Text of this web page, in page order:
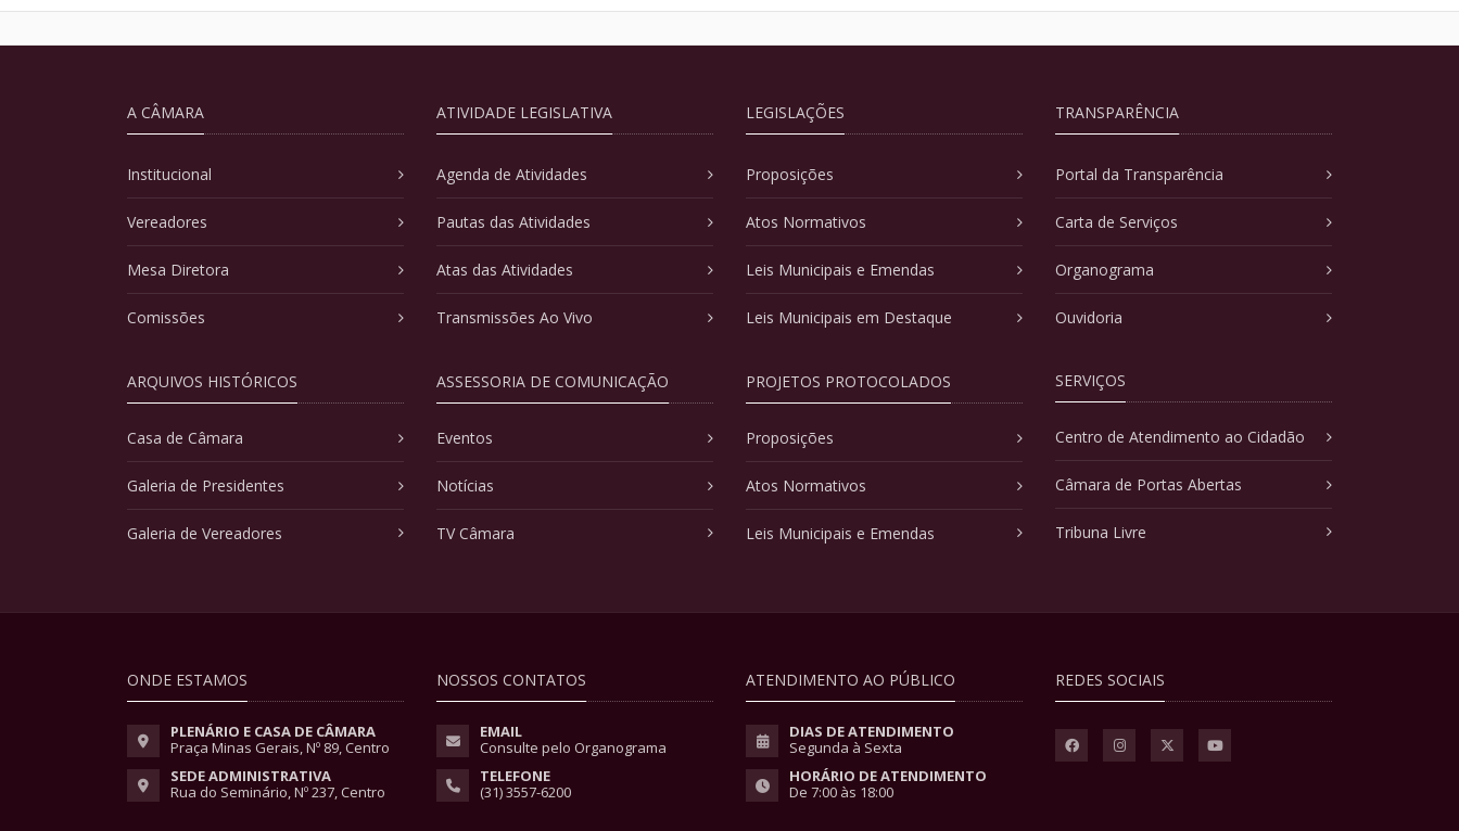
A CÂMARA
Institucional
Vereadores
Mesa Diretora
Comissões
ARQUIVOS HISTÓRICOS
Casa de Câmara
Galeria de Presidentes
Galeria de Vereadores
ATIVIDADE LEGISLATIVA
Agenda de Atividades
Pautas das Atividades
Atas das Atividades
Transmissões Ao Vivo
ASSESSORIA DE COMUNICAÇÃO
Eventos
Notícias
TV Câmara
LEGISLAÇÕES
Proposições
Atos Normativos
Leis Municipais e Emendas
Leis Municipais em Destaque
PROJETOS PROTOCOLADOS
Proposições
Atos Normativos
Leis Municipais e Emendas
TRANSPARÊNCIA
Portal da Transparência
Carta de Serviços
Organograma
Ouvidoria
SERVIÇOS
Centro de Atendimento ao Cidadão
Câmara de Portas Abertas
Tribuna Livre
ONDE ESTAMOS
PLENÁRIO E CASA DE CÂMARA
Praça Minas Gerais, Nº 89, Centro
SEDE ADMINISTRATIVA
Rua do Seminário, Nº 237, Centro
NOSSOS CONTATOS
EMAIL
Consulte pelo Organograma
TELEFONE
(31) 3557-6200
ATENDIMENTO AO PÚBLICO
DIAS DE ATENDIMENTO
Segunda à Sexta
HORÁRIO DE ATENDIMENTO
De 7:00 às 18:00
REDES SOCIAIS